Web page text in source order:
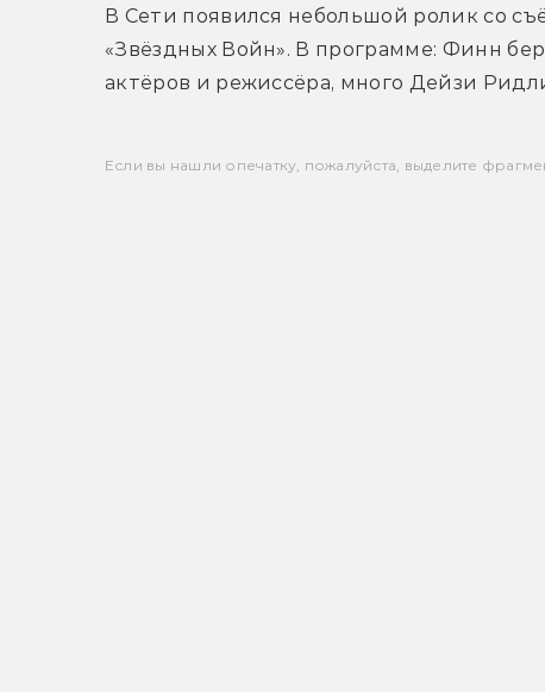
В Сети появился небольшой ролик со
«Звёздных Войн». В программе: Финн
актёров и режиссёра, много Дейзи
Если вы нашли опечатку, пожалуйста, выделите